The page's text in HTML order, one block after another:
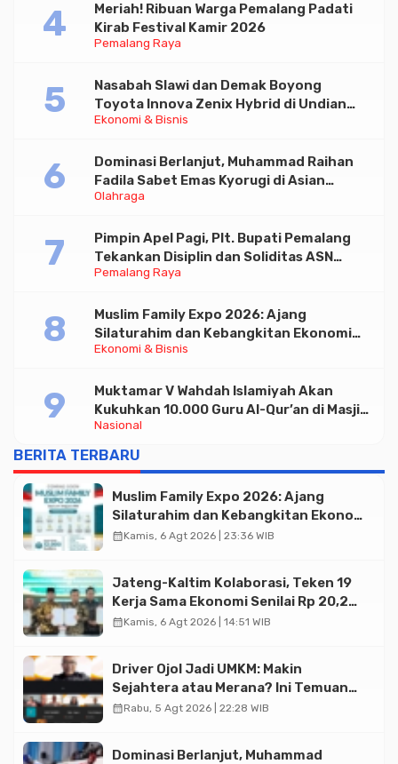
Pemalang Raya
Meriah! Ribuan Warga Pemalang Padati
Kirab Festival Kamir 2026
Ekonomi & Bisnis
Nasabah Slawi dan Demak Boyong
Toyota Innova Zenix Hybrid di Undian
Tabungan Bima Bank Jateng
Olahraga
Dominasi Berlanjut, Muhammad Raihan
Fadila Sabet Emas Kyorugi di Asian
Taekwondo Indonesia Open 2026
Pemalang Raya
Pimpin Apel Pagi, Plt. Bupati Pemalang
Tekankan Disiplin dan Soliditas ASN
untuk Pelayanan Publik
Ekonomi & Bisnis
Muslim Family Expo 2026: Ajang
Silaturahim dan Kebangkitan Ekonomi
Halal di Jakarta
Nasional
Muktamar V Wahdah Islamiyah Akan
Kukuhkan 10.000 Guru Al-Qur’an di Masjid
Istiqlal
BERITA TERBARU
Muslim Family Expo 2026: Ajang
Silaturahim dan Kebangkitan Ekonomi
Halal di Jakarta
calendar_monthKamis, 6 Agt 2026 | 23:36 WIB
Jateng-Kaltim Kolaborasi, Teken 19
Kerja Sama Ekonomi Senilai Rp 20,2
Triliun
calendar_monthKamis, 6 Agt 2026 | 14:51 WIB
Driver Ojol Jadi UMKM: Makin
Sejahtera atau Merana? Ini Temuan
Diskusi Paramadina
calendar_monthRabu, 5 Agt 2026 | 22:28 WIB
Dominasi Berlanjut, Muhammad